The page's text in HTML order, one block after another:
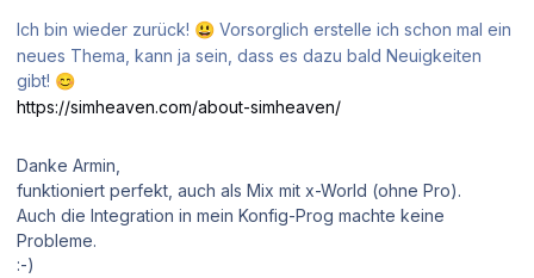
Ich bin wieder zurück! 😃 Vorsorglich erstelle ich schon mal ein
neues Thema, kann ja sein, dass es dazu bald Neuigkeiten
gibt! 😊
https://simheaven.com/about-simheaven/
Danke Armin,
funktioniert perfekt, auch als Mix mit x-World (ohne Pro).
Auch die Integration in mein Konfig-Prog machte keine
Probleme.
:-)